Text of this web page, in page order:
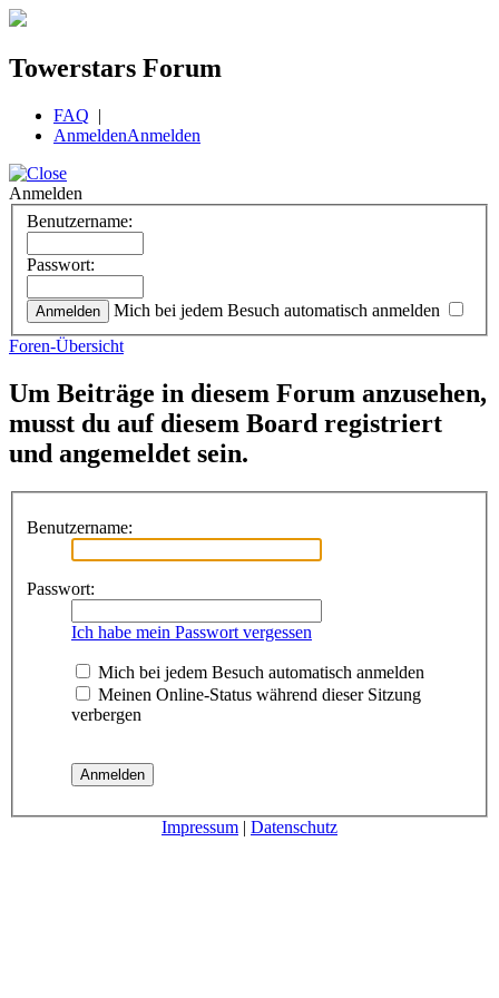
Towerstars Forum
FAQ |
AnmeldenAnmelden
Anmelden
Benutzername:
Passwort:
Mich bei jedem Besuch automatisch anmelden
Foren-Übersicht
Um Beiträge in diesem Forum anzusehen,
musst du auf diesem Board registriert
und angemeldet sein.
Benutzername:
Passwort:
Ich habe mein Passwort vergessen
Mich bei jedem Besuch automatisch anmelden
Meinen Online-Status während dieser Sitzung
verbergen
Impressum | Datenschutz